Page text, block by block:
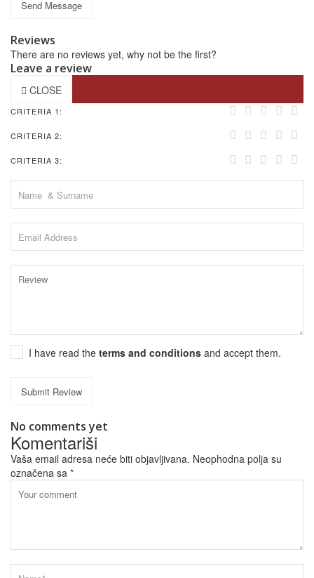
Send Message
Reviews
There are no reviews yet, why not be the first?
Leave a review
CLOSE
CRITERIA 1:
CRITERIA 2:
CRITERIA 3:
I have read the terms and conditions and accept them.
Submit Review
No comments yet
Komentariši
Vaša email adresa neće biti objavljivana. Neophodna polja su
označena sa *